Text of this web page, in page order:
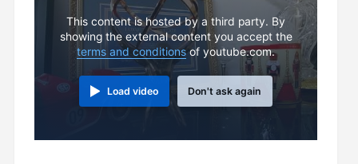
This content is hosted by a third party. By
showing the external content you accept the
terms and conditionsof youtube.com.
Load video Don't ask again